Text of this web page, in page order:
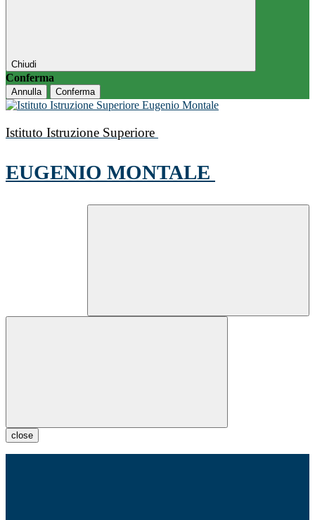
Chiudi
Conferma
Annulla Conferma
Istituto Istruzione Superiore
EUGENIO MONTALE
close